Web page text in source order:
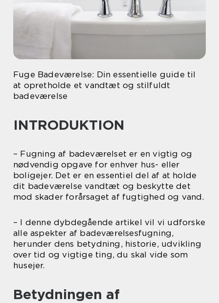
Fuge Badeværelse: Din essentielle guide til
at opretholde et vandtæt og stilfuldt
badeværelse
INTRODUKTION
– Fugning af badeværelset er en vigtig og
nødvendig opgave for enhver hus- eller
boligejer. Det er en essentiel del af at holde
dit badeværelse vandtæt og beskytte det
mod skader forårsaget af fugtighed og vand.
– I denne dybdegående artikel vil vi udforske
alle aspekter af badeværelsesfugning,
herunder dens betydning, historie, udvikling
over tid og vigtige ting, du skal vide som
husejer.
Betydningen af